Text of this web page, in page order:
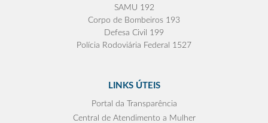
SAMU 192
Corpo de Bombeiros 193
Defesa Civil 199
Polícia Rodoviária Federal 1527
LINKS ÚTEIS
Portal da Transparência
Central de Atendimento a Mulher